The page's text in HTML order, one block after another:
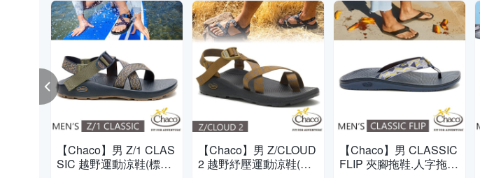
【Chaco】男 Z/1 CLAS
SIC 越野運動涼鞋(標準
【Chaco】男 Z/CLOUD
2 越野紓壓運動涼鞋(夾
【Chaco】男 CLASSIC
FLIP 夾腳拖鞋.人字拖/